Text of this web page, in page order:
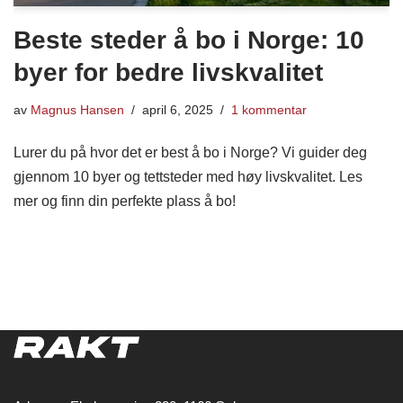
Beste steder å bo i Norge: 10
byer for bedre livskvalitet
av Magnus Hansen april 6, 2025 1 kommentar
Lurer du på hvor det er best å bo i Norge? Vi guider deg
gjennom 10 byer og tettsteder med høy livskvalitet. Les
mer og finn din perfekte plass å bo!